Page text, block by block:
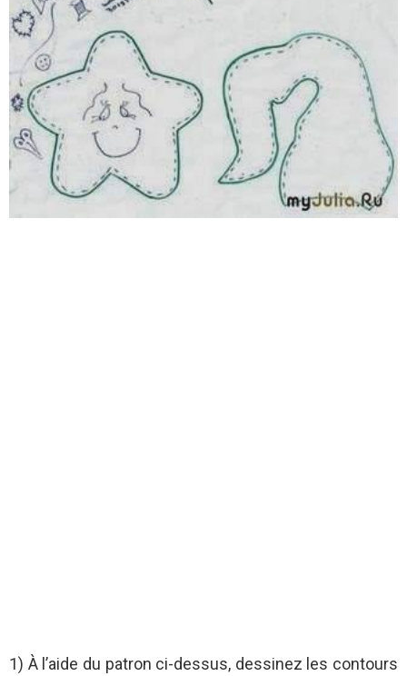
1) À l’aide du patron ci-dessus, dessinez les contours